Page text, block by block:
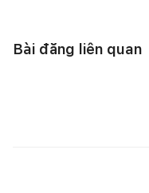
Bài đăng liên quan